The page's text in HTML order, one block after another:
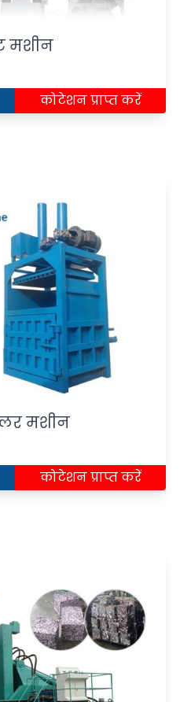
मशीन
कोटेशन प्राप्त करें
मशीन
कोटेशन प्राप्त करें